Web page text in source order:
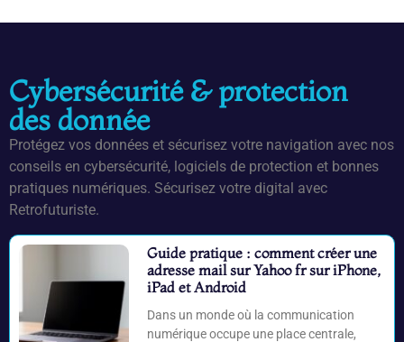
Cybersécurité & protection
des donnée
Protégez vos données et sécurisez votre navigation avec nos
conseils en cybersécurité, logiciels de protection et bonnes
pratiques numériques. Sécurisez votre digital avec
Retrofuturiste.
Guide pratique : comment créer une
adresse mail sur Yahoo fr sur iPhone,
iPad et Android
Dans un monde où la communication
numérique occupe une place centrale,